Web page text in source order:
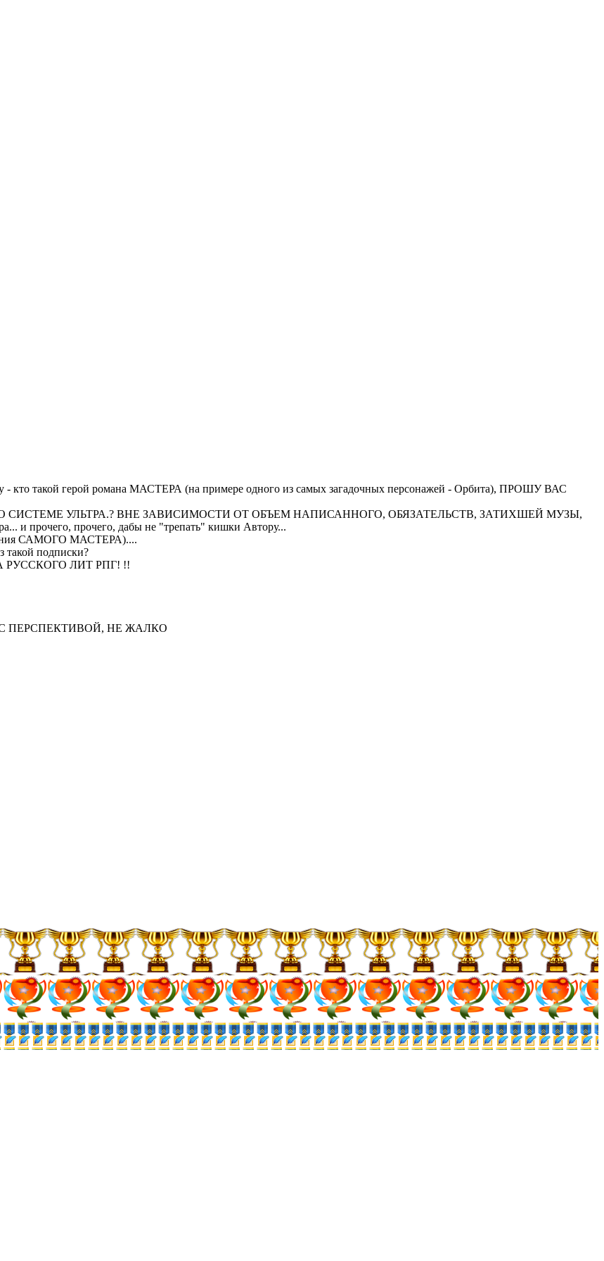
кто такой герой романа МАСТЕРА (на примере одного из самых загадочных персонажей - Орбита), ПРОШУ ВАС
ПО СИСТЕМЕ УЛЬТРА.? ВНЕ ЗАВИСИМОСТИ ОТ ОБЪЕМ НАПИСАННОГО, ОБЯЗАТЕЛЬСТВ, ЗАТИХШЕЙ МУЗЫ,
прочего, дабы не "трепать" кишки Автору...
САМОГО МАСТЕРА)....
подписки?
РУССКОГО ЛИТ РПГ! !!
С ПЕРСПЕКТИВОЙ, НЕ ЖАЛКО